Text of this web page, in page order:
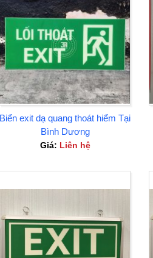
Biển exit dạ quang thoát hiểm Tại
Bình Dương
Giá: Liên hệ